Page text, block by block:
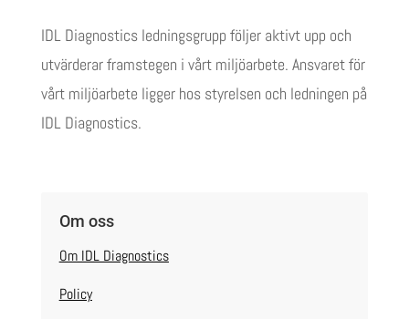
IDL Diagnostics ledningsgrupp följer aktivt upp och
utvärderar framstegen i vårt miljöarbete. Ansvaret för
vårt miljöarbete ligger hos styrelsen och ledningen på
IDL Diagnostics.
Om oss
Om IDL Diagnostics
Policy